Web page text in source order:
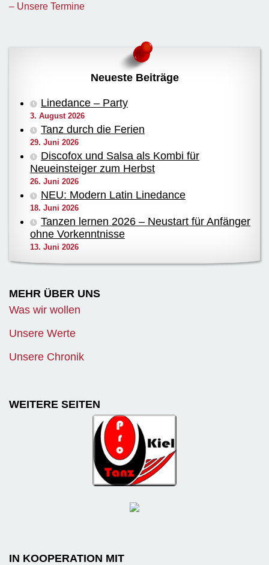
– Unsere Termine
Neueste Beiträge
Linedance – Party
3. August 2026
Tanz durch die Ferien
29. Juni 2026
Discofox und Salsa als Kombi für
Neueinsteiger zum Herbst
26. Juni 2026
NEU: Modern Latin Linedance
18. Juni 2026
Tanzen lernen 2026 – Neustart für Anfänger
ohne Vorkenntnisse
13. Juni 2026
MEHR ÜBER UNS
Was wir wollen
Unsere Werte
Unsere Chronik
WEITERE SEITEN
IN KOOPERATION MIT